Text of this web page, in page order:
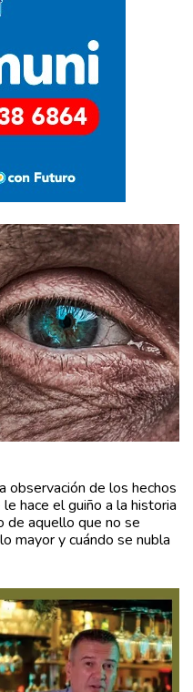
observación de los hechos
hace el guiño a la historia
de aquello que no se
mayor y cuándo se nubla